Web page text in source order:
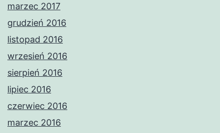
marzec 2017
grudzień 2016
listopad 2016
wrzesień 2016
sierpień 2016
lipiec 2016
czerwiec 2016
marzec 2016